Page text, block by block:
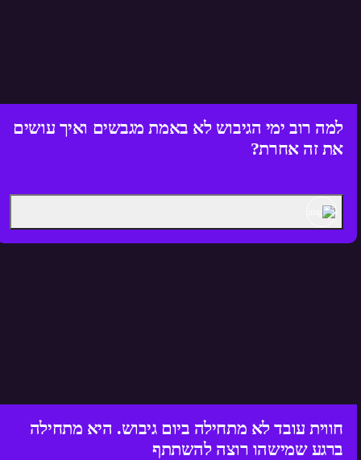
למה רוב ימי הגיבוש לא באמת מגבשים ואיך עושים
את זה אחרת?
חווית עובד לא מתחילה ביום גיבוש. היא מתחילה
ברגע שמישהו רוצה להשתתף